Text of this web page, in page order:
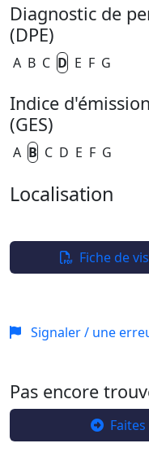
Diagnostic de
(DPE)
A B C D E F G
Indice
(GES)
A B C D E F G
Localisation
Fiche de
Signaler / une
Pas encore